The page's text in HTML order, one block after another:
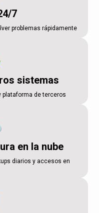
7
problemas rápidamente
sistemas
plataforma de terceros
en la nube
diarios y accesos en